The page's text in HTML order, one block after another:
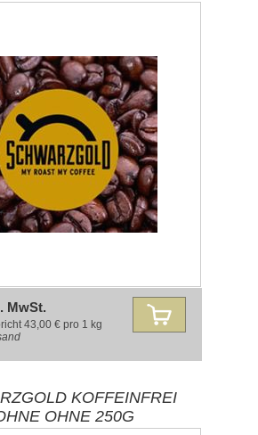
MwSt.
43,00 € pro 1 kg
KOFFEINFREI
OHNE 250G